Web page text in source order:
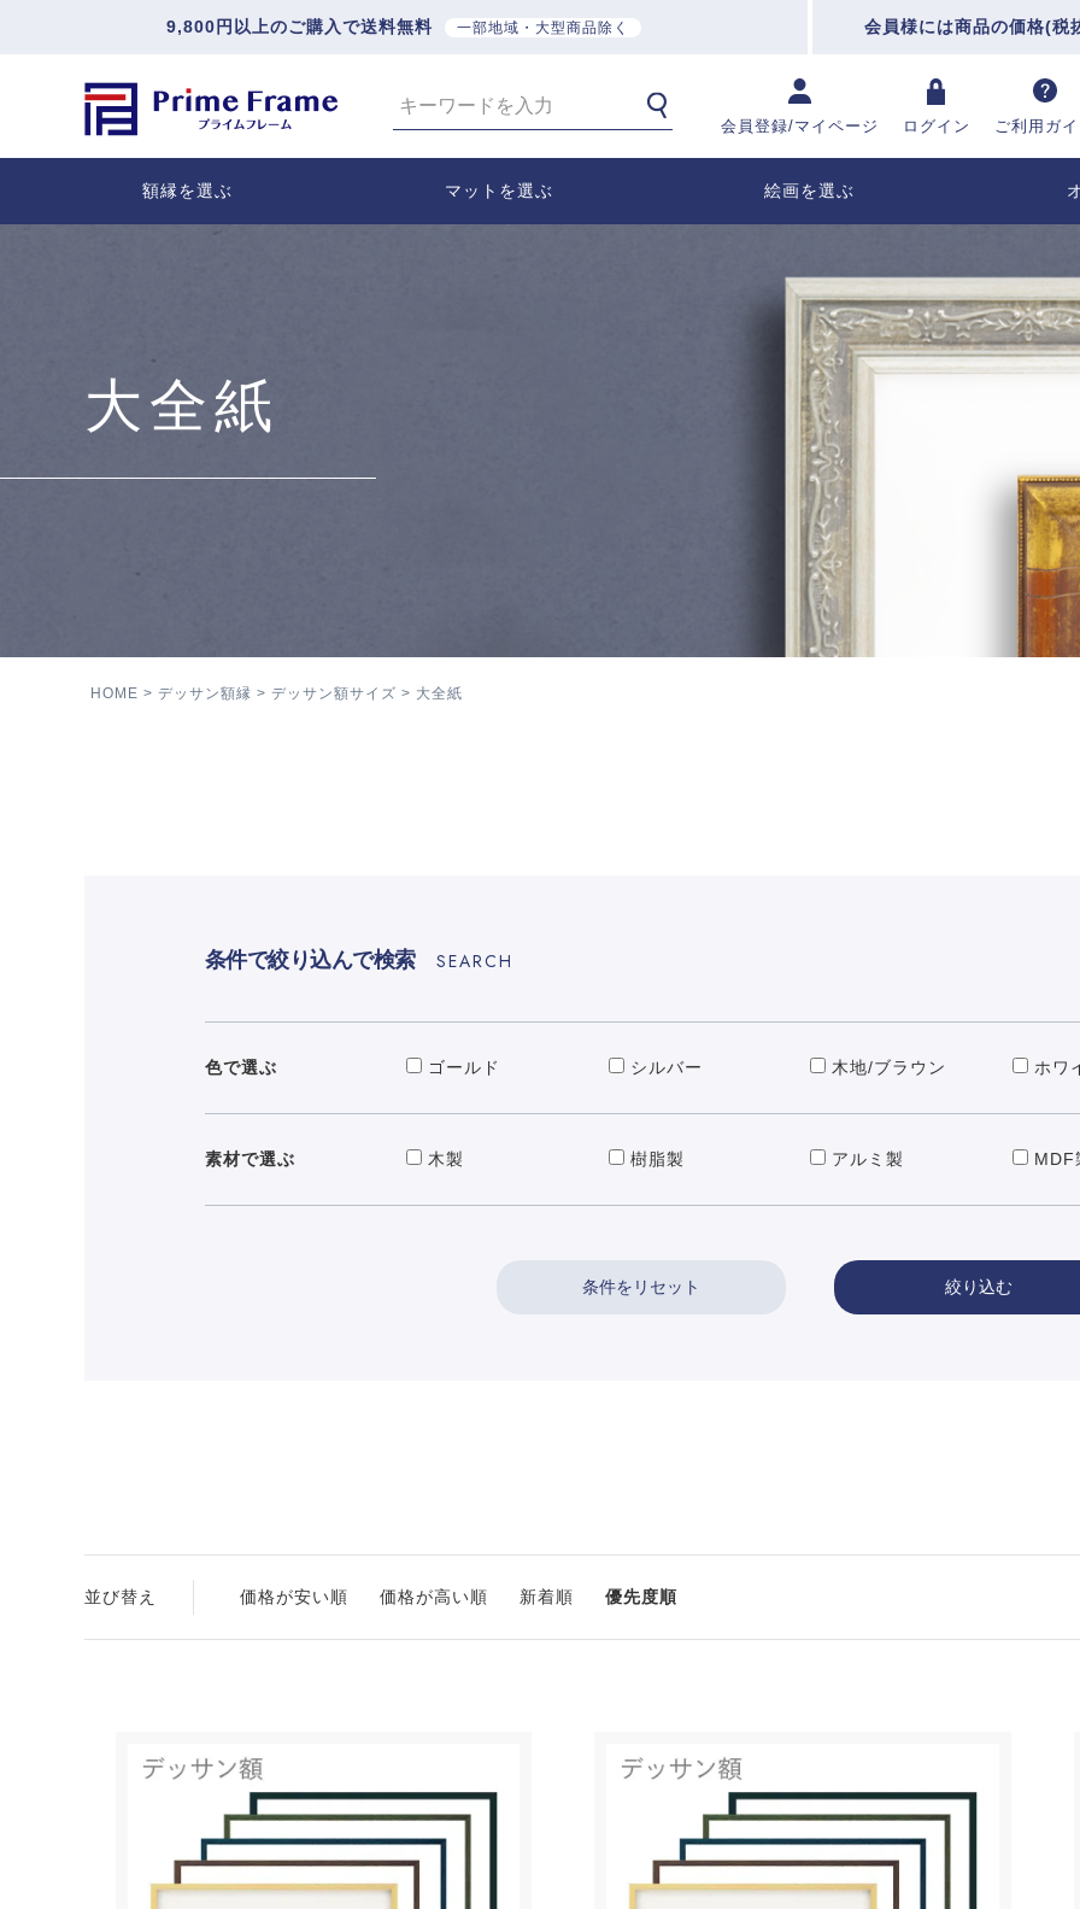
9,800円以上のご購入で送料無料 一部地域・大型商品除く 会員様には商品の価格(税
会員登録/マイページ ログイン ご利用ガ
額縁を選ぶ マットを選ぶ 絵画を選ぶ
大全紙
HOME デッサン額縁 デッサン額サイズ 大全紙
条件で絞り込んで検索 SEARCH
色で選ぶ ゴールド シルバー 木地/ブラウン ホワ
素材で選ぶ 木製 樹脂製 アルミ製 MDF
絞り込む
並び替え 価格が安い順 価格が高い順 新着順 優先度順